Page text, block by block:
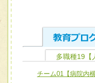
ユニット１
多職種19【
チーム01【病院内